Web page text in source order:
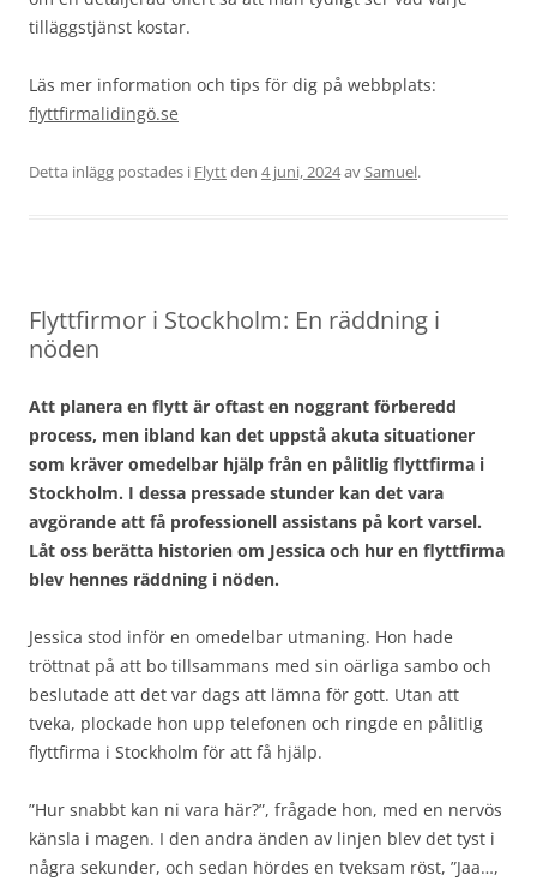
tilläggstjänst kostar.
Läs mer information och tips för dig på webbplats:
flyttfirmalidingö.se
Detta inlägg postades i Flyttden 4 juni, 2024avSamuel.
Flyttfirmor i Stockholm: En räddning i
nöden
Att planera en flytt är oftast en noggrant förberedd
process, men ibland kan det uppstå akuta situationer
som kräver omedelbar hjälp från en pålitlig flyttfirma i
Stockholm. I dessa pressade stunder kan det vara
avgörande att få professionell assistans på kort varsel.
Låt oss berätta historien om Jessica och hur en flyttfirma
blev hennes räddning i nöden.
Jessica stod inför en omedelbar utmaning. Hon hade
tröttnat på att bo tillsammans med sin oärliga sambo och
beslutade att det var dags att lämna för gott. Utan att
tveka, plockade hon upp telefonen och ringde en pålitlig
flyttfirma i Stockholm för att få hjälp.
”Hur snabbt kan ni vara här?”, frågade hon, med en nervös
känsla i magen. I den andra änden av linjen blev det tyst i
några sekunder, och sedan hördes en tveksam röst, ”Jaa…,